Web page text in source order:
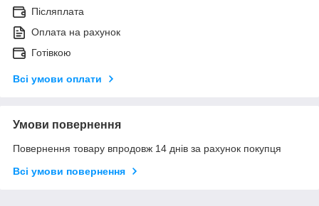
Післяплата
Оплата на рахунок
Готівкою
Всі умови оплати
Умови повернення
Повернення товару впродовж 14 днів за рахунок покупця
Всі умови повернення